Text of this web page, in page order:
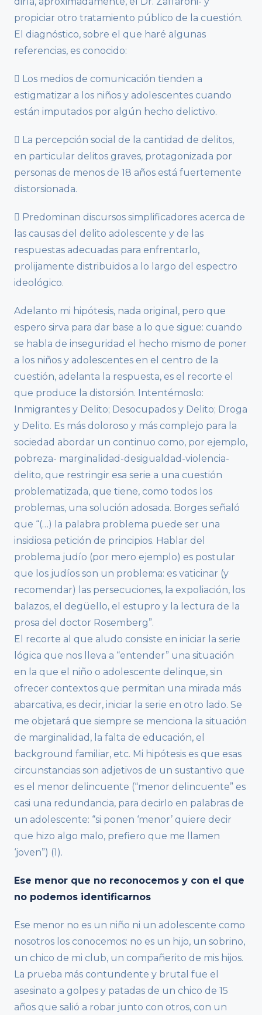
propiciar otro tratamiento público de la cuestión.
El diagnóstico, sobre el que haré algunas
referencias, es conocido:
 Los medios de comunicación tienden a
estigmatizar a los niños y adolescentes cuando
están imputados por algún hecho delictivo.
 La percepción social de la cantidad de delitos,
en particular delitos graves, protagonizada por
personas de menos de 18 años está fuertemente
distorsionada.
 Predominan discursos simplificadores acerca de
las causas del delito adolescente y de las
respuestas adecuadas para enfrentarlo,
prolijamente distribuidos a lo largo del espectro
ideológico.
Adelanto mi hipótesis, nada original, pero que
espero sirva para dar base a lo que sigue: cuando
se habla de inseguridad el hecho mismo de poner
a los niños y adolescentes en el centro de la
cuestión, adelanta la respuesta, es el recorte el
que produce la distorsión. Intentémoslo:
Inmigrantes y Delito; Desocupados y Delito; Droga
y Delito. Es más doloroso y más complejo para la
sociedad abordar un continuo como, por ejemplo,
pobreza- marginalidad-desigualdad-violencia-
delito, que restringir esa serie a una cuestión
problematizada, que tiene, como todos los
problemas, una solución adosada. Borges señaló
que “(…) la palabra problema puede ser una
insidiosa petición de principios. Hablar del
problema judío (por mero ejemplo) es postular
que los judíos son un problema: es vaticinar (y
recomendar) las persecuciones, la expoliación, los
balazos, el degüello, el estupro y la lectura de la
prosa del doctor Rosemberg”.
El recorte al que aludo consiste en iniciar la serie
lógica que nos lleva a “entender” una situación
en la que el niño o adolescente delinque, sin
ofrecer contextos que permitan una mirada más
abarcativa, es decir, iniciar la serie en otro lado. Se
me objetará que siempre se menciona la situación
de marginalidad, la falta de educación, el
background familiar, etc. Mi hipótesis es que esas
circunstancias son adjetivos de un sustantivo que
es el menor delincuente (“menor delincuente” es
casi una redundancia, para decirlo en palabras de
un adolescente: “si ponen ‘menor’ quiere decir
que hizo algo malo, prefiero que me llamen
‘joven”) (1).
Ese menor que no reconocemos y con el que
no podemos identificarnos
Ese menor no es un niño ni un adolescente como
nosotros los conocemos: no es un hijo, un sobrino,
un chico de mi club, un compañerito de mis hijos.
La prueba más contundente y brutal fue el
asesinato a golpes y patadas de un chico de 15
años que salió a robar junto con otros, con un